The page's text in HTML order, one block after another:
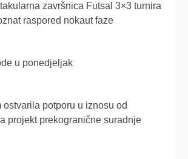
završnica Futsal 3×3 turnira
raspored nokaut faze
u ponedjeljak
ostvarila potporu u iznosu od
projekt prekogranične suradnje